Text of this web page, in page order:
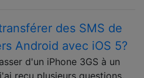
des SMS de
Android avec iOS 5?
d'un iPhone 3GS à un
reçu plusieurs questions.